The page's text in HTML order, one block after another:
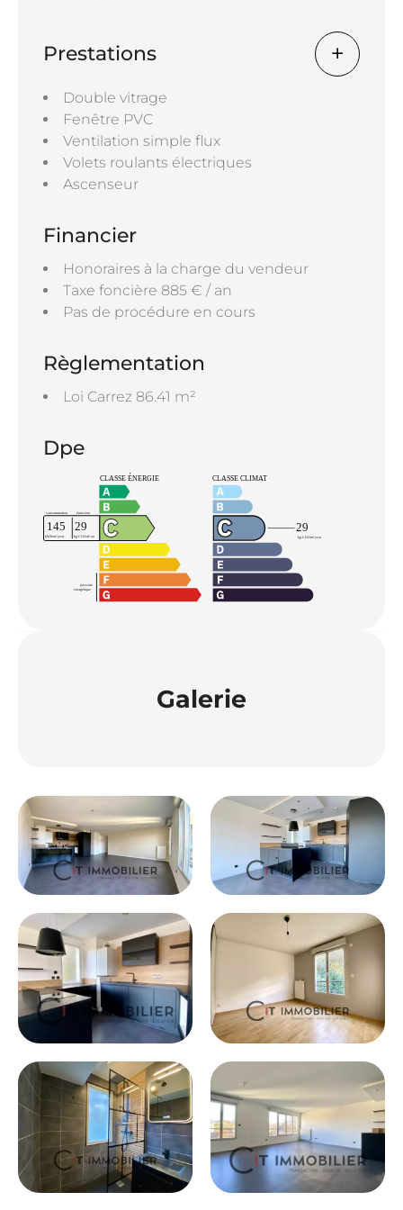
Prestations
Double vitrage
Fenêtre PVC
Ventilation simple flux
Volets roulants électriques
Ascenseur
Financier
Honoraires à la charge du vendeur
Taxe foncière 885 € / an
Pas de procédure en cours
Règlementation
Loi Carrez 86.41 m²
Dpe
Galerie